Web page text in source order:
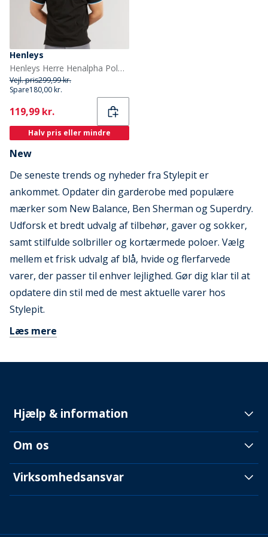
Henleys
Henleys Herre Henalpha Polo Sort
Vejl. pris299,99 kr.
Spare180,00 kr.
Current
119,99 kr.
Halv pris eller mindre
New
De seneste trends og nyheder fra Stylepit er
ankommet. Opdater din garderobe med populære
mærker som New Balance, Ben Sherman og Superdry.
Udforsk et bredt udvalg af tilbehør, gaver og sokker,
samt stilfulde solbriller og kortærmede poloer. Vælg
mellem et frisk udvalg af blå, hvide og flerfarvede
varer, der passer til enhver lejlighed. Gør dig klar til at
opdatere din stil med de mest aktuelle varer hos
Stylepit.
Læs mere
Hjælp & information
Om os
Virksomhedsansvar